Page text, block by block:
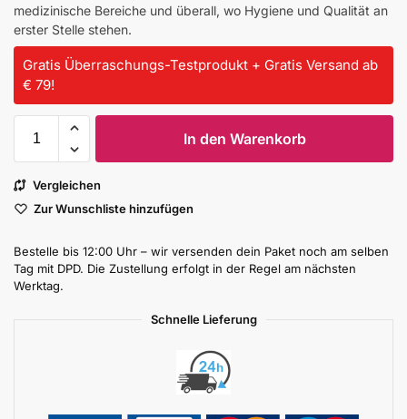
medizinische Bereiche und überall, wo Hygiene und Qualität an
erster Stelle stehen.
Gratis Überraschungs-Testprodukt + Gratis Versand ab
€ 79!
In den Warenkorb
Vergleichen
Zur Wunschliste hinzufügen
Bestelle bis 12:00 Uhr – wir versenden dein Paket noch am selben
Tag mit DPD. Die Zustellung erfolgt in der Regel am nächsten
Werktag.
Schnelle Lieferung